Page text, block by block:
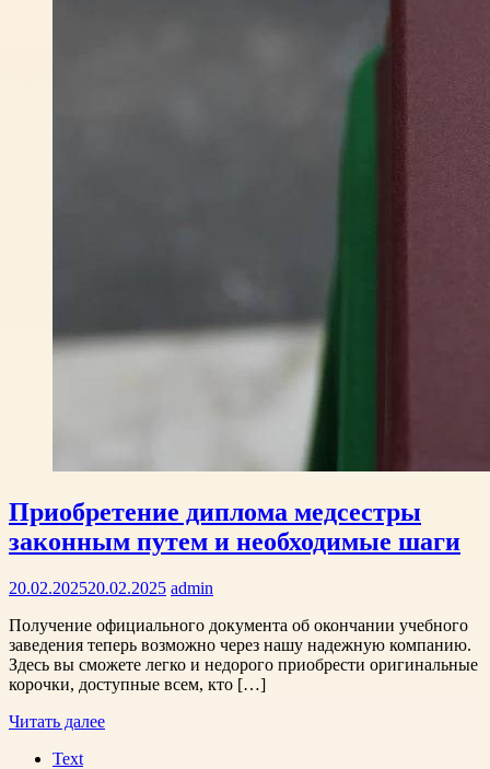
Приобретение диплома медсестры
законным путем и необходимые шаги
20.02.202520.02.2025 admin
Получение официального документа об окончании учебного
заведения теперь возможно через нашу надежную компанию.
Здесь вы сможете легко и недорого приобрести оригинальные
корочки, доступные всем, кто […]
Читать далее
Text